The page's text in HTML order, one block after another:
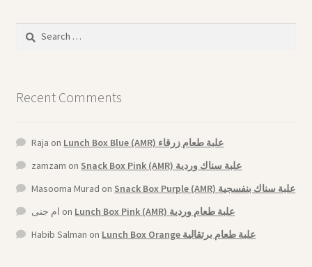
Recent Comments
Raja on
Lunch Box Blue (AMR) علبة طعام زرقاء
zamzam on
Snack Box Pink (AMR) علبة سناك وردية
Masooma Murad on
Snack Box Purple (AMR) علبة سناك بنفسجية
ام جنى on
Lunch Box Pink (AMR) علبة طعام وردية
Habib Salman on Lunch Box Orange علبة طعام برتقالية